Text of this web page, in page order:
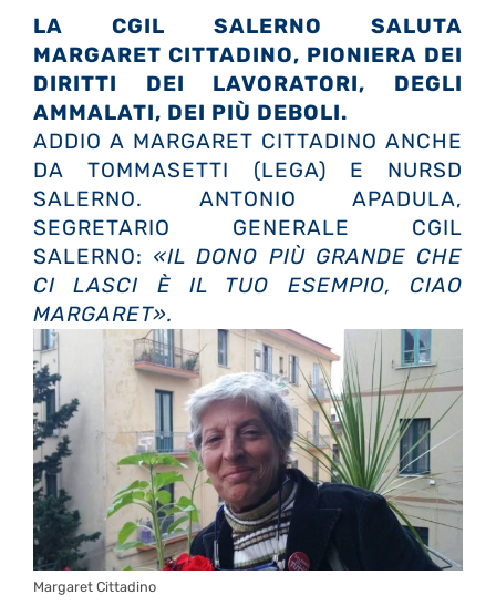
LA CGIL SALERNO SALUTA
MARGARET CITTADINO, PIONIERA DEI
DIRITTI DEI LAVORATORI, DEGLI
AMMALATI, DEI PIÙ DEBOLI.
ADDIO A MARGARET CITTADINO ANCHE
DA TOMMASETTI (LEGA) E NURSD
SALERNO. ANTONIO APADULA,
SEGRETARIO GENERALE CGIL
SALERNO: «IL DONO PIÙ GRANDE CHE
CI LASCI È IL TUO ESEMPIO, CIAO
MARGARET».
Margaret Cittadino